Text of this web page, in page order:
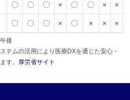
〇 〇 〇 × 〇 〇 × ×
〇 〇 〇 × 〇 × × ×
後
テムの活用により医療DXを通じた安心・
す。 厚労省サイト